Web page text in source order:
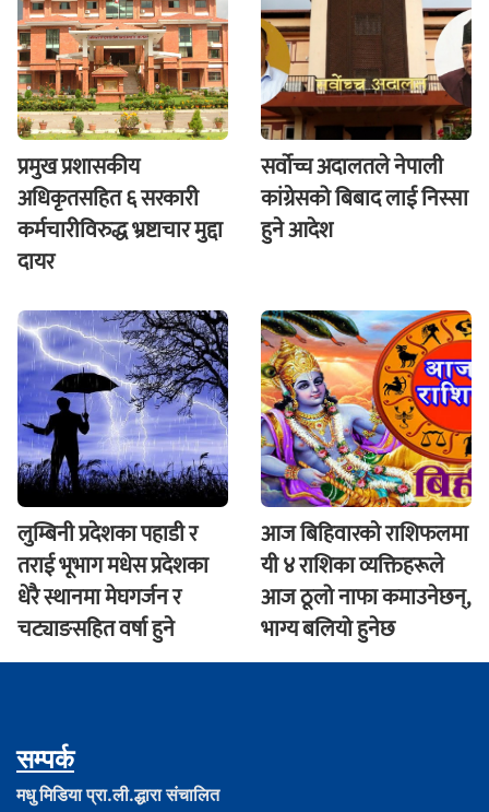
प्रमुख प्रशासकीय
अधिकृतसहित ६ सरकारी
कर्मचारीविरुद्ध भ्रष्टाचार मुद्दा
दायर
सर्वोच्च अदालतले नेपाली
कांग्रेसको बिबाद लाई निस्सा
हुने आदेश
लुम्बिनी प्रदेशका पहाडी र
तराई भूभाग मधेस प्रदेशका
धेरै स्थानमा मेघगर्जन र
चट्याङसहित वर्षा हुने
आज बिहिवारकाे राशिफलमा
यी ४ राशिका व्यक्तिहरूले
आज ठूलो नाफा कमाउनेछन्,
भाग्य बलियो हुनेछ
सम्पर्क
मधु मिडिया प्रा.ली.द्धारा संचालित